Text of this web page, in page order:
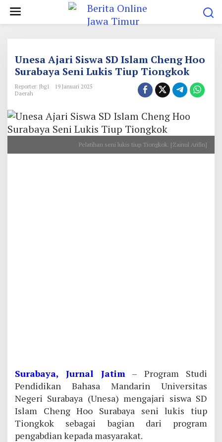
Unesa Ajari Siswa SD Islam Cheng Hoo
Surabaya Seni Lukis Tiup Tiongkok
Reporter: Jbg1
19 Januari 2025
Daerah
Pelatihan seni lukis tiup Tiongkok. [Zainul Arifin]
Surabaya, Jurnal Jatim– Program Studi
Pendidikan Bahasa Mandarin Universitas
Negeri Surabaya (Unesa) mengajari siswa SD
Islam Cheng Hoo Surabaya seni lukis tiup
Tiongkok sebagai bagian dari program
pengabdian kepada masyarakat.